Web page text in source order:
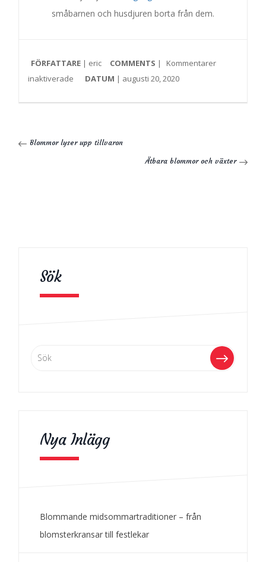
småbarnen och husdjuren borta från dem.
FÖRFATTARE | eric COMMENTS |
Kommentarer
inaktiverade
DATUM | augusti 20, 2020
Blommor lyser upp tillvaron
Ätbara blommor och växter
Sök
Nya Inlägg
Blommande midsommartraditioner – från
blomsterkransar till festlekar